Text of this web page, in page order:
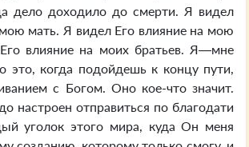
дело доходило до смерти. Я видел
мать. Я видел Его влияние на мою
влияние на моих братьев. Я—мне
это, когда подойдешь к концу пути,
с Богом. Оно кое-что значит.
настроен отправиться по благодати
уголок этого мира, куда Он меня